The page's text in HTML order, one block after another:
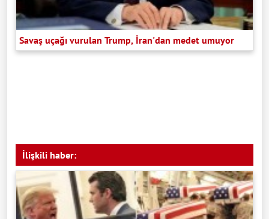
Savaş uçağı vurulan Trump, İran'dan medet umuyor
İlişkili haber: